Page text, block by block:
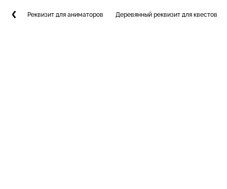
Реквизит для аниматоров Деревянный реквизит для квестов и